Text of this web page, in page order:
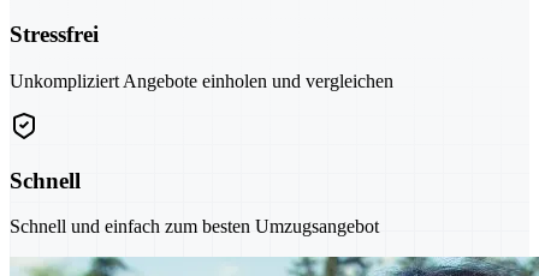
Stressfrei
Unkompliziert Angebote einholen und vergleichen
Schnell
Schnell und einfach zum besten Umzugsangebot